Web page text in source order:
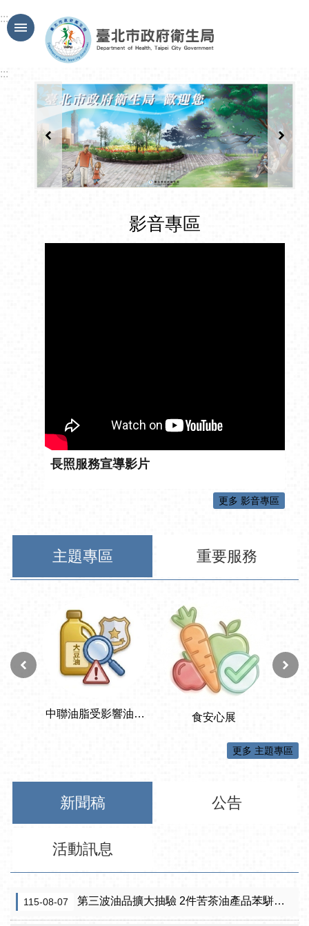
跳到主要內容區塊
:::
:::
影音專區
長照服務宣導影片
更多 影音專區
主題專區 重要服務
更多 主題專區
新聞稿 公告
活動訊息
115-08-07 第三波油品擴大抽驗 2件苦茶油產品苯駢芘超標 前已要求預防性下架